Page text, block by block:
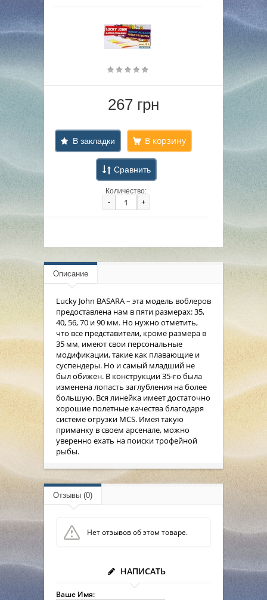
267 грн
В закладки
Сравнить
Количество:
-
+
Описание
Lucky John BASARA – эта модель воблеров
предоставлена нам в пяти размерах: 35,
40, 56, 70 и 90 мм. Но нужно отметить,
что все представители, кроме размера в
35 мм, имеют свои персональные
модификации, такие как плавающие и
суспендеры. Но и самый младший не
был обижен. В конструкции 35-го была
изменена лопасть заглубления на более
большую. Вся линейка имеет достаточно
хорошие полетные качества благодаря
системе огрузки MCS. Имея такую
приманку в своем арсенале, можно
уверенно ехать на поиски трофейной
рыбы.
Отзывы (0)
Нет отзывов об этом товаре.
НАПИСАТЬ
Ваше Имя: